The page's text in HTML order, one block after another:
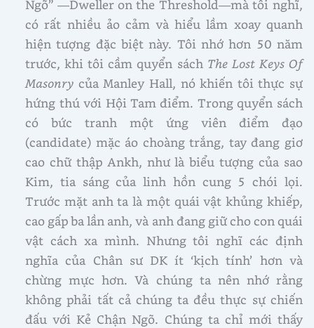
Ngõ” —Dweller on the Threshold—mà tôi nghĩ,
có rất nhiều ảo cảm và hiểu lầm xoay quanh
hiện tượng đặc biệt này. Tôi nhớ hơn 50 năm
trước, khi tôi cầm quyển sách The Lost Keys Of
Masonry của Manley Hall, nó khiến tôi thực sự
hứng thú với Hội Tam điểm. Trong quyển sách
có bức tranh một ứng viên điểm đạo
(candidate) mặc áo choàng trắng, tay đang giơ
cao chữ thập Ankh, như là biểu tượng của sao
Kim, tia sáng của linh hồn cung 5 chói lọi.
Trước mặt anh ta là một quái vật khủng khiếp,
cao gấp ba lần anh, và anh đang giữ cho con quái
vật cách xa mình. Nhưng tôi nghĩ các định
nghĩa của Chân sư DK ít ‘kịch tính’ hơn và
chừng mực hơn. Và chúng ta nên nhớ rằng
không phải tất cả chúng ta đều thực sự chiến
đấu với Kẻ Chận Ngõ. Chúng ta chỉ mới thấy